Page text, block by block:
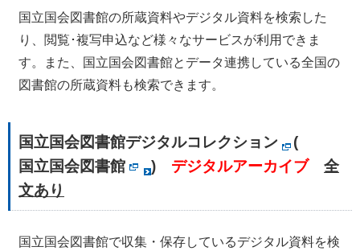
国立国会図書館の所蔵資料やデジタル資料を検索した
り、閲覧･複写申込など様々なサービスが利用できま
す。また、国立国会図書館とデータ連携している全国の
図書館の所蔵資料も検索できます。
国立国会図書館デジタルコレクション
(
国立国会図書館
) デジタルアーカイブ
全
文あり
国立国会図書館で収集・保存しているデジタル資料を検